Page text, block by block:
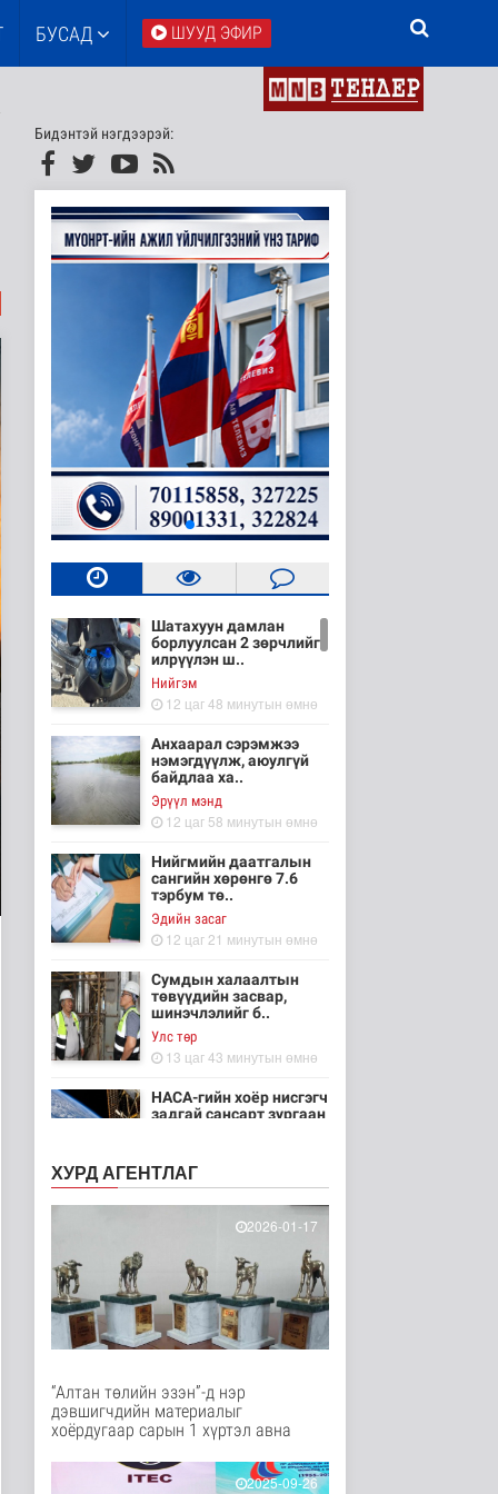
БУСАД ШУУД ЭФИР
Бидэнтэй нэгдээрэй:
Шатахуун дамлан
борлуулсан 2 зөрчлийг
илрүүлэн ш..
Нийгэм
12 цаг 48 минутын өмнө
Анхаарал сэрэмжээ
нэмэгдүүлж, аюулгүй
байдлаа ха..
Эрүүл мэнд
12 цаг 58 минутын өмнө
Нийгмийн даатгалын
сангийн хөрөнгө 7.6
тэрбум тө..
Эдийн засаг
12 цаг 21 минутын өмнө
Сумдын халаалтын
төвүүдийн засвар,
шинэчлэлийг б..
Улс төр
13 цаг 43 минутын өмнө
НАСА-гийн хоёр нисгэгч
задгай сансарт зургаан
13 цаг 58 минутын өмнө
хамгаалахын тулд
Канадын иргэд мод бэ..
Дэлхийд
13 цаг 5 минутын өмнө
ЦАГ АГААР:
Улаанбаатарт шөнөдөө
Байгаль орчин
13 цаг 25 минутын өмнө
зөрчлийг E-Mongolia
системээр да..
ХУРД АГЕНТЛАГ
2026-01-17
“Алтан төлийн эзэн”-д нэр
дэвшигчдийн материалыг
хоёрдугаар сарын 1 хүртэл авна
2025-09-26